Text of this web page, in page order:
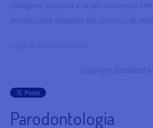
collagene, elastina e acido ialuronico
diminuzione naturale nei processi di
Leggi le testimonianze
Copyright ExeaMed
Parodontologia